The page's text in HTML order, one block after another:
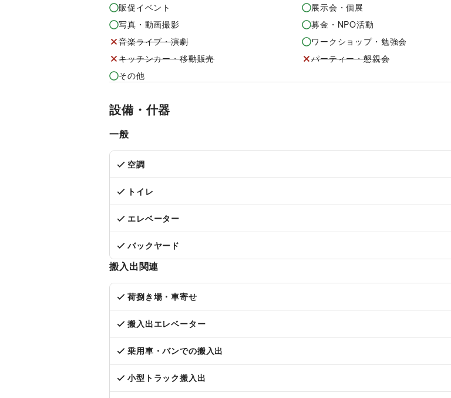
販促イベント
展示会・個展
写真・動画撮影
募金・NPO活動
音楽ライブ・演劇
ワークショップ・勉強会
キッチンカー・移動販売
パーティー・懇親会
その他
設備・什器
一般
空調
トイレ
エレベーター
バックヤード
搬入出関連
荷捌き場・車寄せ
搬入出エレベーター
乗用車・バンでの搬入出
小型トラック搬入出